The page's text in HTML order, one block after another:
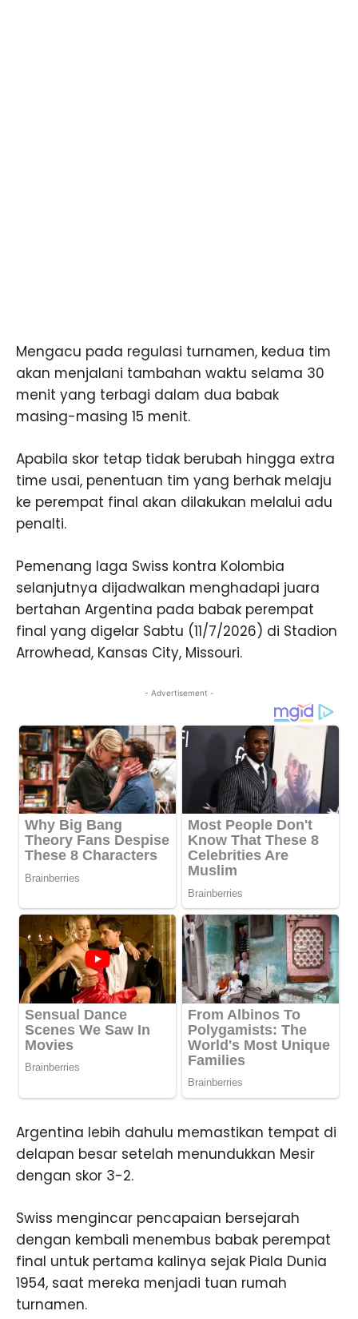
Mengacu pada regulasi turnamen, kedua tim
akan menjalani tambahan waktu selama 30
menit yang terbagi dalam dua babak
masing-masing 15 menit.
Apabila skor tetap tidak berubah hingga extra
time usai, penentuan tim yang berhak melaju
ke perempat final akan dilakukan melalui adu
penalti.
Pemenang laga Swiss kontra Kolombia
selanjutnya dijadwalkan menghadapi juara
bertahan Argentina pada babak perempat
final yang digelar Sabtu (11/7/2026) di Stadion
Arrowhead, Kansas City, Missouri.
- Advertisement -
Argentina lebih dahulu memastikan tempat di
delapan besar setelah menundukkan Mesir
dengan skor 3-2.
Swiss mengincar pencapaian bersejarah
dengan kembali menembus babak perempat
final untuk pertama kalinya sejak Piala Dunia
1954, saat mereka menjadi tuan rumah
turnamen.